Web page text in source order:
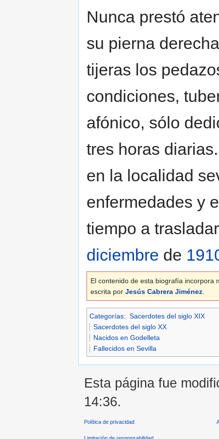
Nunca prestó
su pierna
tijeras los
condiciones,
afónico, sólo
tres horas
en la localidad
enfermedades y
tiempo a
diciembre de
El contenido de esta biografía incorpora
escrita por Jesús Cabrera Jiménez.
Categorías: Sacerdotes del siglo XIX
Sacerdotes del siglo XX
Nacidos en Godelleta
Fallecidos en Sevilla
Esta página fue
14:36.
Política de privacidad